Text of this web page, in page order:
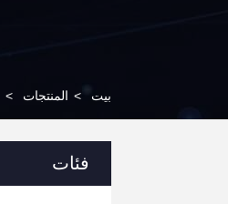
بيت > المنتجات >
فئات